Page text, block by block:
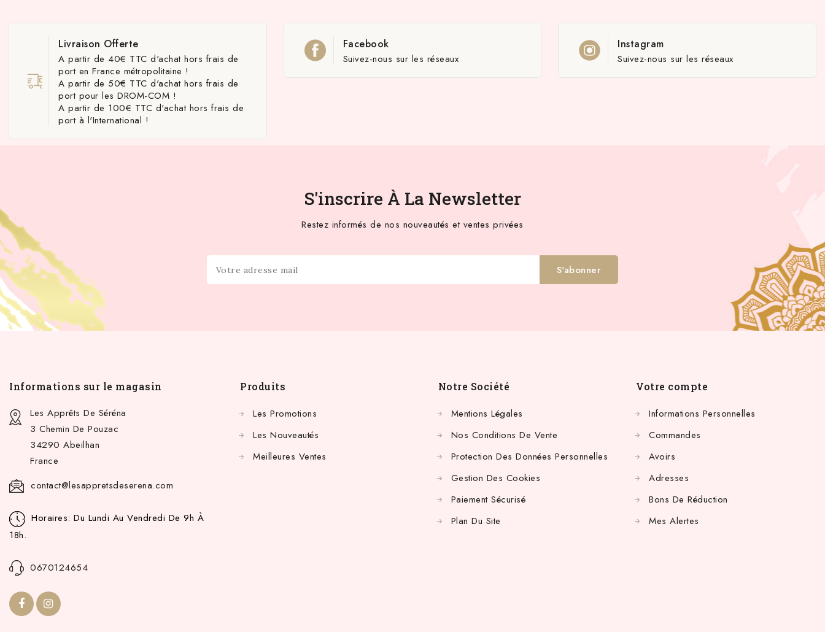
Livraison Offerte
A partir de 40€ TTC d'achat hors frais de
port en France métropolitaine !
A partir de 50€ TTC d'achat hors frais de
port pour les DROM-COM !
A partir de 100€ TTC d'achat hors frais de
port à l'International !
Facebook
Suivez-nous sur les réseaux
Instagram
Suivez-nous sur les réseaux
S'inscrire À La Newsletter
Restez informés de nos nouveautés et ventes privées
Informations sur le magasin
Les Apprêts De Séréna
3 Chemin De Pouzac
34290 Abeilhan
France
contact@lesappretsdeserena.com
Horaires: Du Lundi Au Vendredi De 9h À
18h.
0670124654
Produits
Les Promotions
Les Nouveautés
Meilleures Ventes
Notre Société
Mentions Légales
Nos Conditions De Vente
Protection Des Données Personnelles
Gestion Des Cookies
Paiement Sécurisé
Plan Du Site
Votre compte
Informations Personnelles
Commandes
Avoirs
Adresses
Bons De Réduction
Mes Alertes